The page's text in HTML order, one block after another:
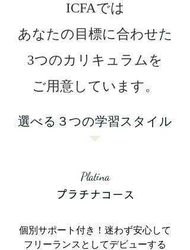
ICFAでは
あなたの目標に合わせた
3つのカリキュラムを
ご用意しています。
選べる３つの学習スタイル
Platina
プラチナコース
個別サポート付き！迷わず安心して
フリーランスとしてデビューする